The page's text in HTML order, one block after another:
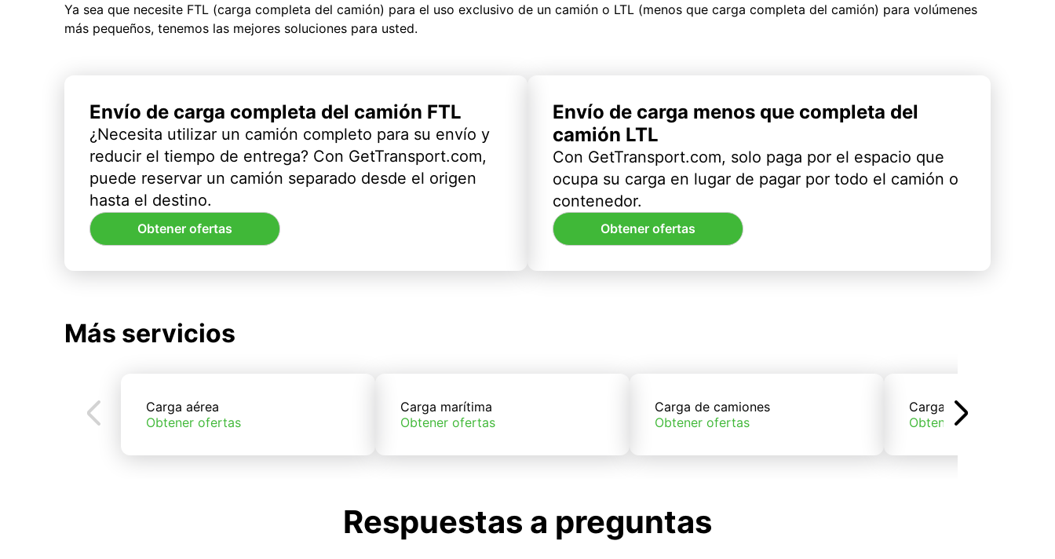
Ya sea que necesite FTL (carga completa del camión) para el uso exclusivo de un camión o LTL (menos que carga completa del camión) para volúmenes
más pequeños, tenemos las mejores soluciones para usted.
Envío de carga completa del camión FTL
¿Necesita utilizar un camión completo para su envío y
reducir el tiempo de entrega? Con GetTransport.com,
puede reservar un camión separado desde el origen
hasta el destino.
Obtener ofertas
Envío de carga menos que completa del
camión LTL
Con GetTransport.com, solo paga por el espacio que
ocupa su carga en lugar de pagar por todo el camión o
contenedor.
Obtener ofertas
Más servicios
Carga aérea
Obtener ofertas
Carga marítima
Obtener ofertas
Carga de camiones
Obtener ofertas
Carga de trenes
Obtener ofertas
Respuestas a preguntas